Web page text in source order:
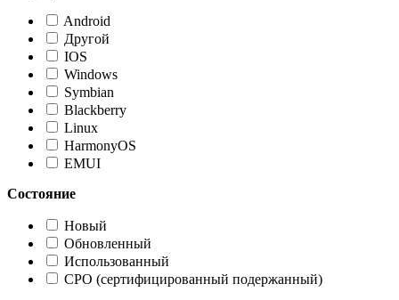
Android
Другой
IOS
Windows
Symbian
Blackberry
Linux
HarmonyOS
EMUI
Состояние
Новый
Oбновленный
Использованный
CPO (сертифицированный подержанный)